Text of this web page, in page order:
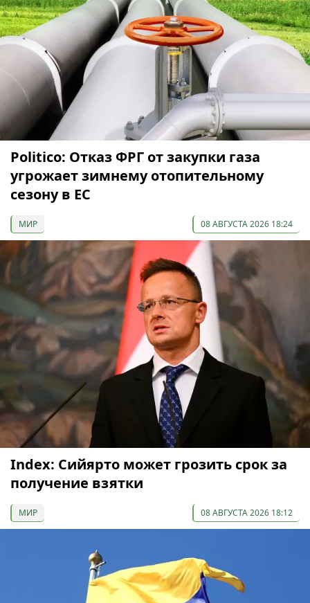
Politico: Отказ ФРГ от закупки газа
угрожает зимнему отопительному
сезону в ЕС
МИР 08 АВГУСТА 2026 18:24
Index: Сийярто может грозить срок за
получение взятки
МИР 08 АВГУСТА 2026 18:12